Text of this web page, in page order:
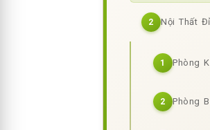
2 Nội Thất
1 Phòng
2 Phòng